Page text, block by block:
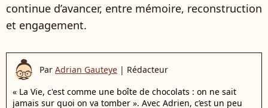
continue d’avancer, entre mémoire, reconstruction
et engagement.
Par Adrian Gauteye | Rédacteur
« La Vie, c'est comme une boîte de chocolats : on ne sait
jamais sur quoi on va tomber ». Avec Adrien, c’est un peu